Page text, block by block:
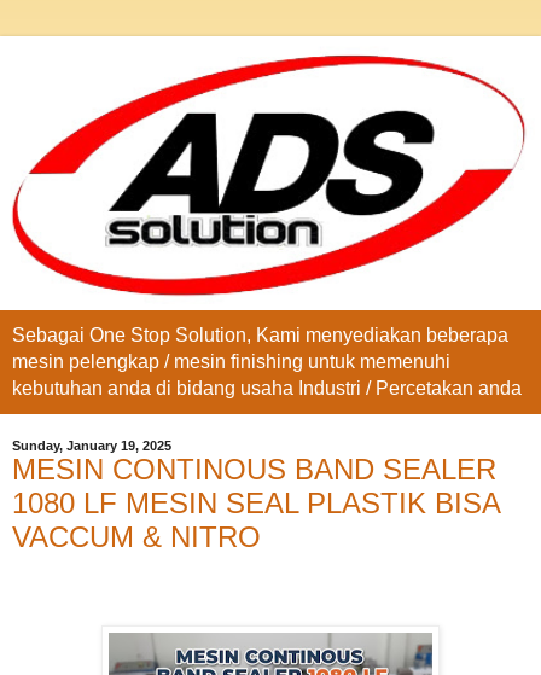
Sebagai One Stop Solution, Kami menyediakan beberapa
mesin pelengkap / mesin finishing untuk memenuhi
kebutuhan anda di bidang usaha Industri / Percetakan anda
Sunday, January 19, 2025
MESIN CONTINOUS BAND SEALER
1080 LF MESIN SEAL PLASTIK BISA
VACCUM & NITRO